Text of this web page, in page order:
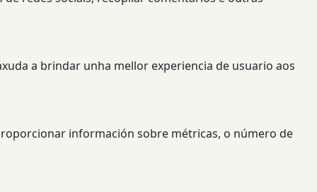
a brindar unha mellor experiencia de usuario aos
información sobre métricas, o número de